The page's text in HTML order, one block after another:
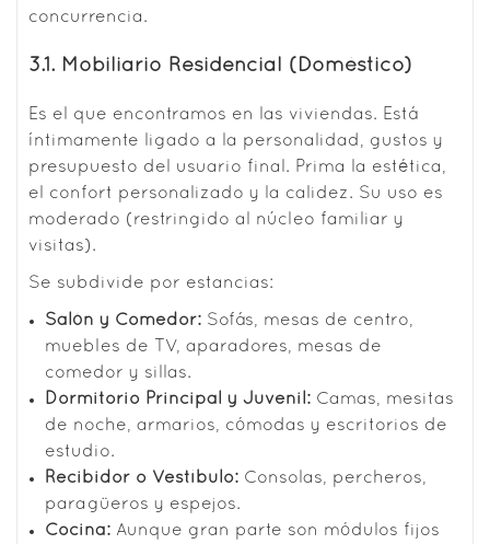
concurrencia.
3.1. Mobiliario Residencial (Doméstico)
Es el que encontramos en las viviendas. Está
íntimamente ligado a la personalidad, gustos y
presupuesto del usuario final. Prima la estética,
el confort personalizado y la calidez. Su uso es
moderado (restringido al núcleo familiar y
visitas).
Se subdivide por estancias:
Salón y Comedor: Sofás, mesas de centro,
muebles de TV, aparadores, mesas de
comedor y sillas.
Dormitorio Principal y Juvenil: Camas, mesitas
de noche, armarios, cómodas y escritorios de
estudio.
Recibidor o Vestíbulo: Consolas, percheros,
paragüeros y espejos.
Cocina: Aunque gran parte son módulos fijos